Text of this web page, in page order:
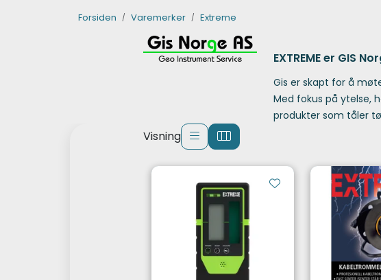
Forsiden Varemerker Extreme
EXTREME er GIS
Gis er skapt for å
Med fokus på ytelse,
produkter som tåler
Visning